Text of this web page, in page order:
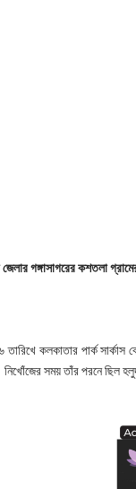
গঙ্গাসাগরের কশতলা
কলকাতার পার্ক
​নিখোঁজের সময় তাঁর পরনে ছিল